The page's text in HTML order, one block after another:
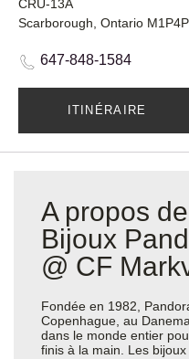
CRU-13A
Scarborough, Ontario
647-848-1584
ITINÉRAIRE
A propos
Bijoux
@ CF
Fondée en 1982,
Copenhague, au
dans le monde entier
finis à la main. Les